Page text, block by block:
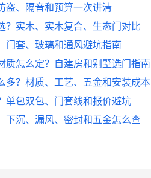
盗、隔音和预算一次讲清
？实木、实木复合、生态门对比
门套、玻璃和通风避坑指南
质怎么定？自建房和别墅选门指南
多？材质、工艺、五金和安装成本
单包双包、门套线和报价避坑
下沉、漏风、密封和五金怎么查